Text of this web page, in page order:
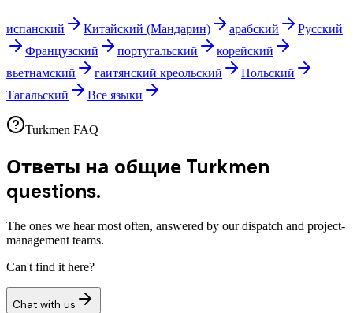
испанский Китайский (Мандарин) арабский
Русский
Французский
португальский
корейский
вьетнамский
гаитянский креольский
Польский
Тагальский
Все языки
Turkmen FAQ
Ответы на общие Turkmen
questions.
The ones we hear most often, answered by our dispatch and project-
management teams.
Can't find it here?
Chat with us